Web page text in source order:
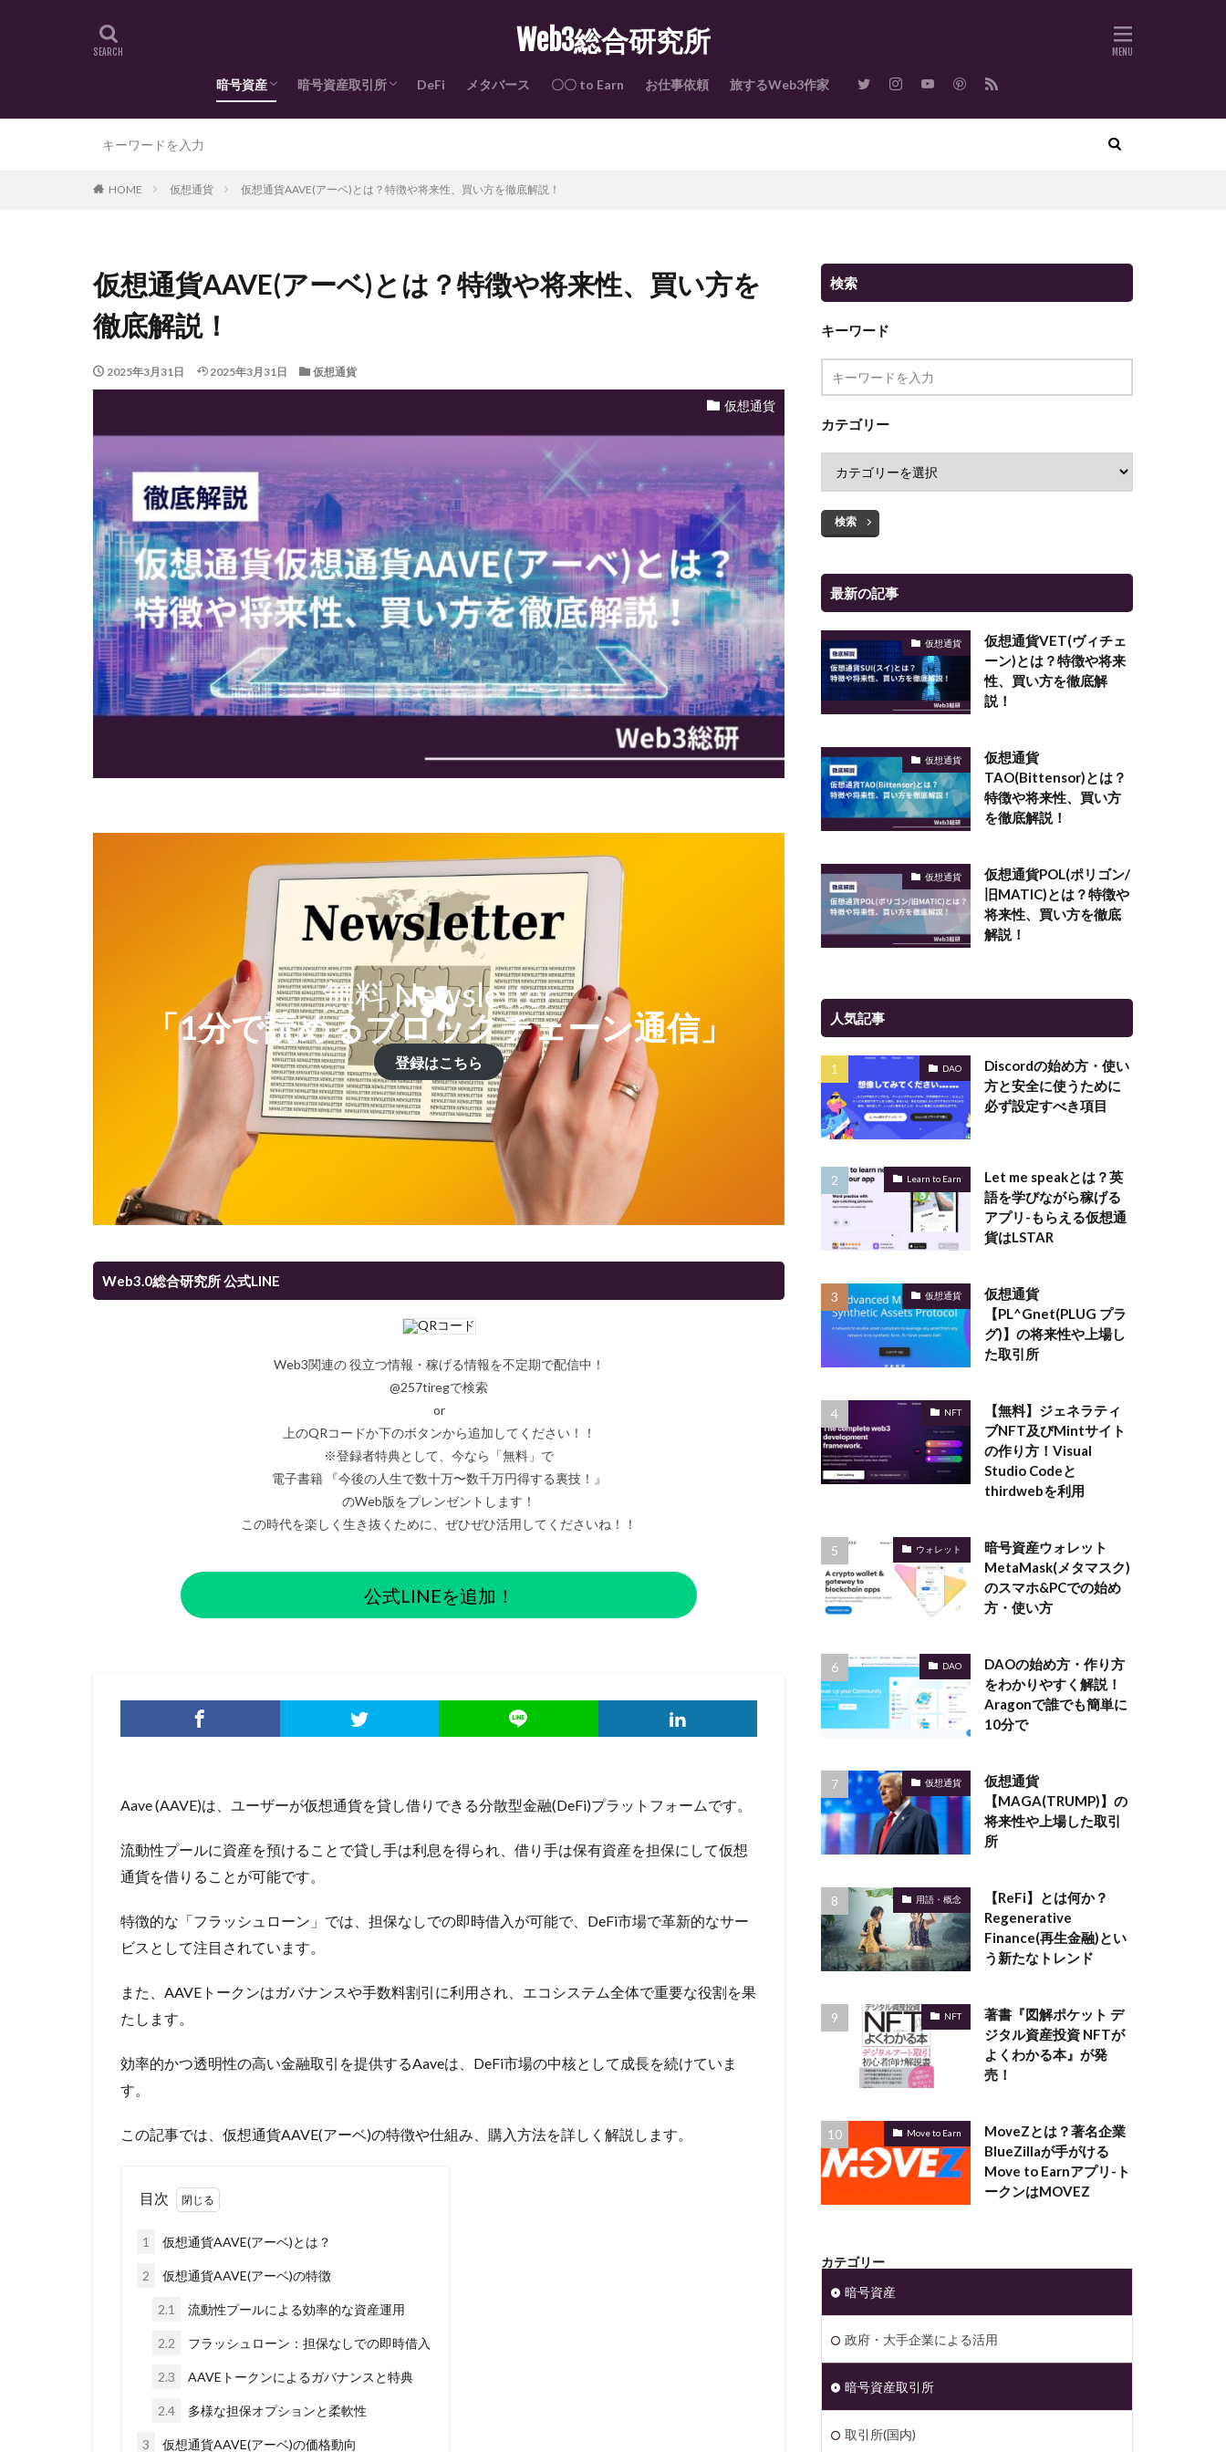
Web3総合研究所
暗号資産
政府・大手企業による活用
暗号資産取引所
取引所(国内)
取引所(国外)
DeFi メタバース 〇〇 to Earn お仕事依頼 旅するWeb3作家
HOME 仮想通貨 仮想通貨AAVE(アーベ)とは？特徴や将来性、買い方を徹底解説！
仮想通貨AAVE(アーベ)とは？特徴や将来性、買い方を
徹底解説！
2025年3月31日 2025年3月31日 仮想通貨
仮想通貨
無料 Newsletter
「1分で読めるブロックチェーン通信」
登録はこちら
Web3.0総合研究所 公式LINE
Web3関連の 役立つ情報・稼げる情報を不定期で配信中！
@257tiregで検索
or
上のQRコードか下のボタンから追加してください！！
※登録者特典として、今なら「無料」で
電子書籍 『今後の人生で数十万〜数千万円得する裏技！』
のWeb版をプレンゼントします！
この時代を楽しく生き抜くために、ぜひぜひ活用してくださいね！！
公式LINEを追加！
Aave (AAVE)は、ユーザーが仮想通貨を貸し借りできる分散型金融(DeFi)プラットフォームです。
流動性プールに資産を預けることで貸し手は利息を得られ、借り手は保有資産を担保にして仮想
通貨を借りることが可能です。
特徴的な「フラッシュローン」では、担保なしでの即時借入が可能で、DeFi市場で革新的なサー
ビスとして注目されています。
また、AAVEトークンはガバナンスや手数料割引に利用され、エコシステム全体で重要な役割を果
たします。
効率的かつ透明性の高い金融取引を提供するAaveは、DeFi市場の中核として成長を続けていま
す。
この記事では、仮想通貨AAVE(アーベ)の特徴や仕組み、購入方法を詳しく解説します。
目次
1 仮想通貨AAVE(アーベ)とは？
2 仮想通貨AAVE(アーベ)の特徴
2.1 流動性プールによる効率的な資産運用
2.2 フラッシュローン：担保なしでの即時借入
2.3 AAVEトークンによるガバナンスと特典
2.4 多様な担保オプションと柔軟性
3 仮想通貨AAVE(アーベ)の価格動向
検索
キーワード
カテゴリー
検索
最新の記事
仮想通貨
仮想通貨VET(ヴィチェ
ーン)とは？特徴や将来
性、買い方を徹底解
説！
仮想通貨
仮想通貨
TAO(Bittensor)とは？
特徴や将来性、買い方
を徹底解説！
仮想通貨
仮想通貨POL(ポリゴン/
旧MATIC)とは？特徴や
将来性、買い方を徹底
解説！
人気記事
DAO
Discordの始め方・使い
方と安全に使うために
必ず設定すべき項目
Learn to Earn
Let me speakとは？英
語を学びながら稼げる
アプリ-もらえる仮想通
貨はLSTAR
仮想通貨
仮想通貨
【PL^Gnet(PLUG プラ
グ)】の将来性や上場し
た取引所
NFT
【無料】ジェネラティ
ブNFT及びMintサイト
の作り方！Visual
Studio Codeと
thirdwebを利用
ウォレット
暗号資産ウォレット
MetaMask(メタマスク)
のスマホ&PCでの始め
方・使い方
DAO
DAOの始め方・作り方
をわかりやすく解説！
Aragonで誰でも簡単に
10分で
仮想通貨
仮想通貨
【MAGA(TRUMP)】の
将来性や上場した取引
所
用語・概念
【ReFi】とは何か？
Regenerative
Finance(再生金融)とい
う新たなトレンド
NFT
著書『図解ポケット デ
ジタル資産投資 NFTが
よくわかる本』が発
売！
Move to Earn
MoveZとは？著名企業
BlueZillaが手がける
Move to Earnアプリ-ト
ークンはMOVEZ
カテゴリー
暗号資産
政府・大手企業による活用
暗号資産取引所
取引所(国内)